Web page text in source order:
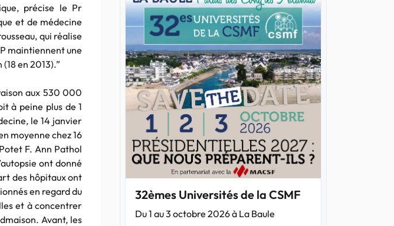
précise le Pr
et de médecine
qui réalise
maintiennent une
en 2013).”
aux 530 000
à peine plus de 1
le 14 janvier
moyenne chez 16
F. Ann Pathol
ont donné
des hôpitaux ont
en regard du
et à concentrer
Avant, les
32èmes Universités de la CSMF
Du 1 au 3 octobre 2026 à La Baule